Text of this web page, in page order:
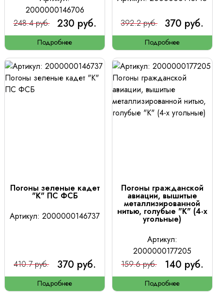
2000000146706
248.4 руб.
230 руб.
Подробнее
392.2 руб. 370 руб.
Подробнее
Погоны зеленые кадет
"К" ПС ФСБ
Артикул: 2000000146737
410.7 руб. 370 руб.
Подробнее
Погоны гражданской
авиации, вышитые
металлизированной
нитью, голубые "К" (4-х
угольные)
Артикул:
2000000177205
159.6 руб.
140 руб.
Подробнее